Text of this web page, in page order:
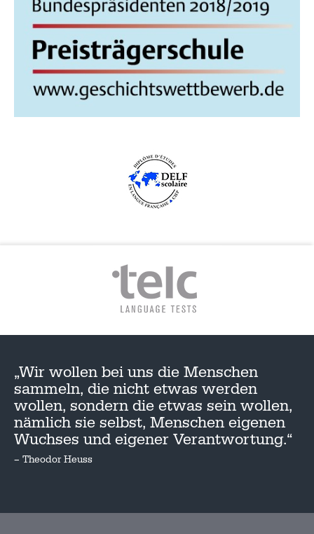
„Wir wollen bei uns die Menschen
sammeln, die nicht etwas werden
wollen, sondern die etwas sein wollen,
nämlich sie selbst, Menschen eigenen
Wuchses und eigener Verantwortung.“
– Theodor Heuss